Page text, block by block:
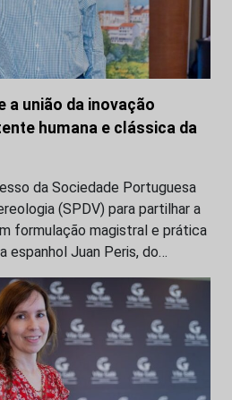
a união da inovação
humana e clássica da
da Sociedade Portuguesa
(SPDV) para partilhar a
formulação magistral e prática
espanhol Juan Peris, do…